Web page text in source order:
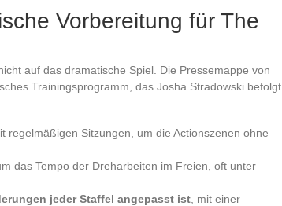
Vorbereitung für The
auf das dramatische Spiel. Die Pressemappe von
Trainingsprogramm, das Josha Stradowski befolgt
regelmäßigen Sitzungen, um die Actionszenen ohne
das Tempo der Dreharbeiten im Freien, oft unter
jeder Staffel angepasst ist , mit einer